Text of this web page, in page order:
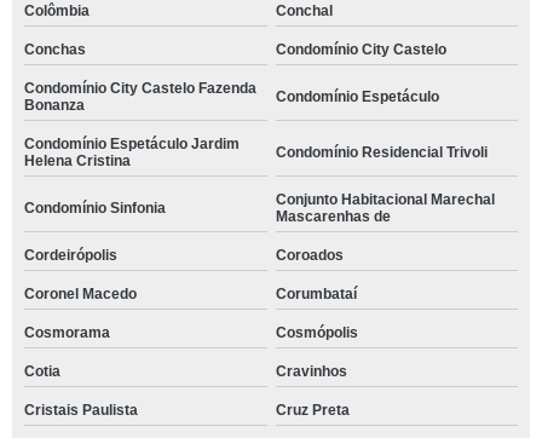
Colômbia Conchal
Conchas Condomínio City Castelo
Condomínio City Castelo Fazenda
Bonanza
Condomínio Espetáculo
Condomínio Espetáculo Jardim
Helena Cristina
Condomínio Residencial Trivoli
Condomínio Sinfonia
Conjunto Habitacional Marechal
Mascarenhas de
Cordeirópolis Coroados
Coronel Macedo Corumbataí
Cosmorama Cosmópolis
Cotia Cravinhos
Cristais Paulista Cruz Preta